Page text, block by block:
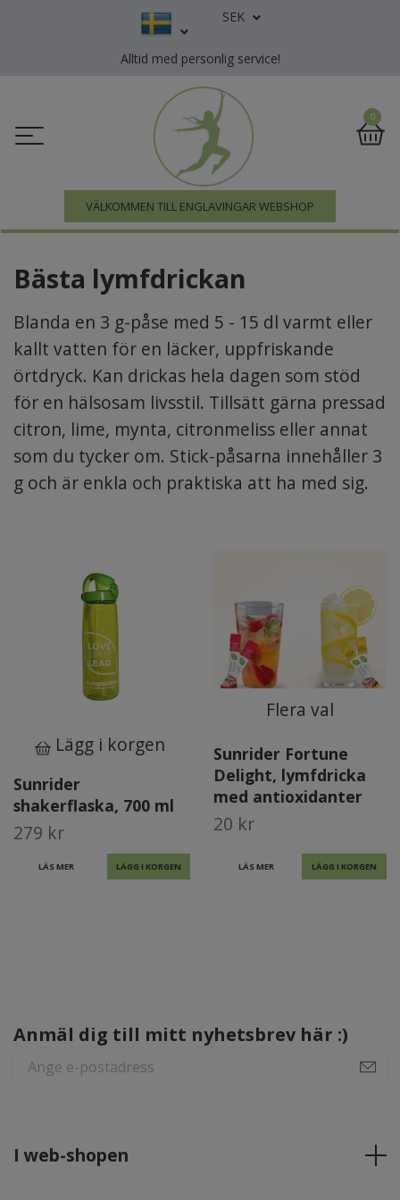
SEK
Alltid med personlig service!
VÄLKOMMEN TILL ENGLAVINGAR WEBSHOP
0
Bästa lymfdrickan
Blanda en 3 g-påse med 5 - 15 dl varmt eller
kallt vatten för en läcker, uppfriskande
örtdryck. Kan drickas hela dagen som stöd
för en hälsosam livsstil. Tillsätt gärna pressad
citron, lime, mynta, citronmeliss eller annat
som du tycker om. Stick-påsarna innehåller 3
g och är enkla och praktiska att ha med sig.
Lägg i korgen
Sunrider
shakerflaska, 700 ml
279 kr
LÄS MER
Flera val
Sunrider Fortune
Delight, lymfdricka
med antioxidanter
20 kr
LÄS MER LÄGG I KORGEN
Anmäl dig till mitt nyhetsbrev här :)
I web-shopen